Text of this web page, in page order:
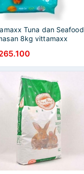
Tuna dan Seafood
8kg vittamaxx